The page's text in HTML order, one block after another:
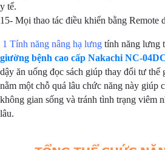
y tế.
15- Mọi thao tác điều khiển bằng Remote
1 Tính năng nâng hạ lưng tính năng lưng
giường bệnh cao cấp Nakachi NC-
dậy ăn uống đọc sách giúp thay đổi tư
nằm một chỗ quá lâu chức năng này giúp
không gian sống và tránh tình trạng viêm
lâu.